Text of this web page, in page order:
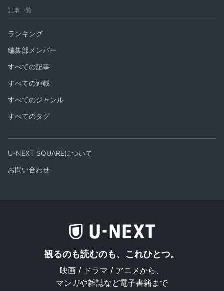
記事一覧
ランキング
編集部メンバー
すべての記事
すべての連載
すべてのジャンル
すべてのタグ
U-NEXT SQUAREについて
お問い合わせ
観るのも読むのも、これひとつ。
映画 / ドラマ / アニメから、
マンガや雑誌など電子書籍まで